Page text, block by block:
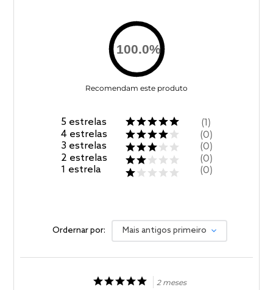
100.0%
Recomendam este produto
5 estrelas
4 estrelas
3 estrelas
2 estrelas
1 estrela
1
0
0
0
0
Ordernar por: Mais antigos primeiro
2 meses